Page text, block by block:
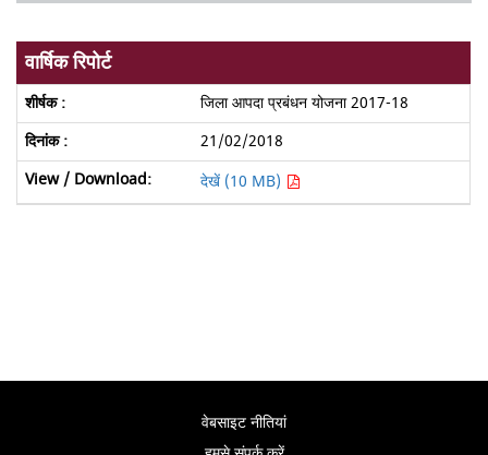
वार्षिक रिपोर्ट
जिला आपदा प्रबंधन योजना 2017-18
21/02/2018
देखें (10 MB)
वेबसाइट नीतियां